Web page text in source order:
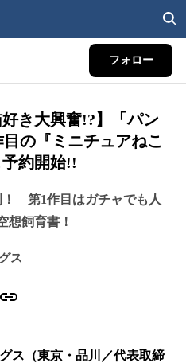
フォロー
き大興奮!?】「パン
の『ミニチュアねこ
約開始!!
！ 第1作目はガチャでも人
想飼育書！
ス
ス（東京・品川／代表取締